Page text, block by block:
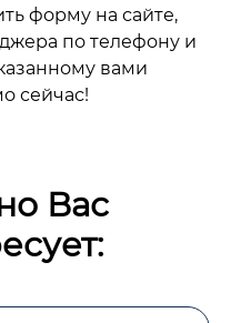
форму на сайте,
по телефону и
вами
сейчас!
Вас